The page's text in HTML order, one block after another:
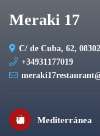
Meraki 17
C/ de Cuba, 62,
+34931177019
Mediterránea